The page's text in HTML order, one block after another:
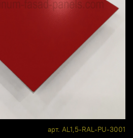
арт. AL1,5-RAL-PU-3001